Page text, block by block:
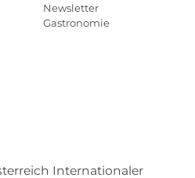
Newsletter
Gastronomie
Internationaler